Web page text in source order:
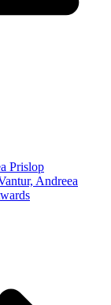
Prislop
Andreea